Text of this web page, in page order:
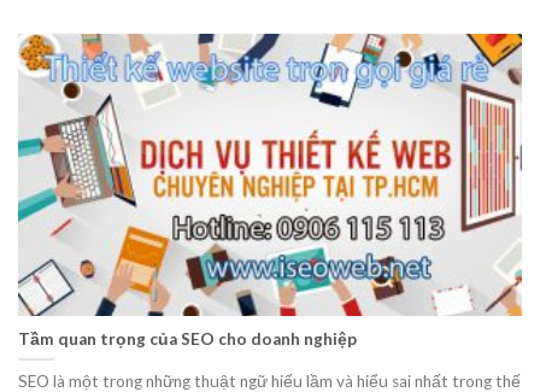
Tầm quan trọng của SEO cho doanh nghiệp
SEO là một trong những thuật ngữ hiểu lầm và hiểu sai nhất trong thế